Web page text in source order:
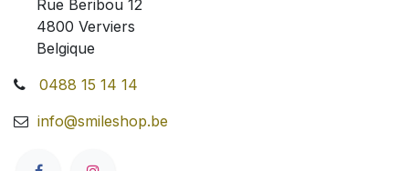
Rue Beribou 12
4800 Verviers
Belgique
0488 15 14 14
info@smileshop.be